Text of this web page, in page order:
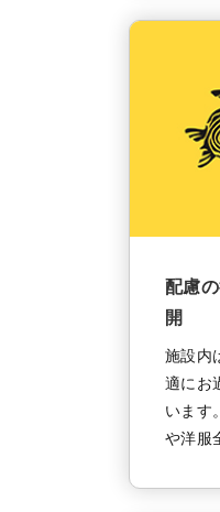
配慮
開
施設内
適にお
います
や洋服